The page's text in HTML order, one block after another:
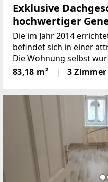
Exklusive
hochwertiger
5 min Spaziergang
1220 Wien
Die im Jahr 2014
befindet sich in einer
Die Wohnung selbst
Niveau generalsaniert
neuwertigen
83,18 m² 3 Zimmer